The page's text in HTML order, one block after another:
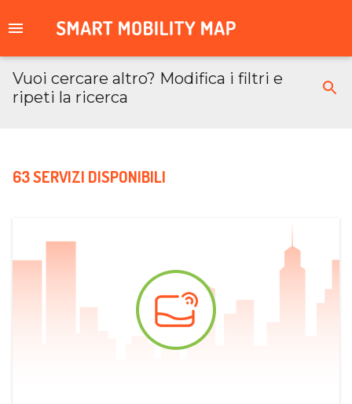
Vuoi cercare altro? Modifica i filtri e
ripeti la ricerca
63 SERVIZI DISPONIBILI